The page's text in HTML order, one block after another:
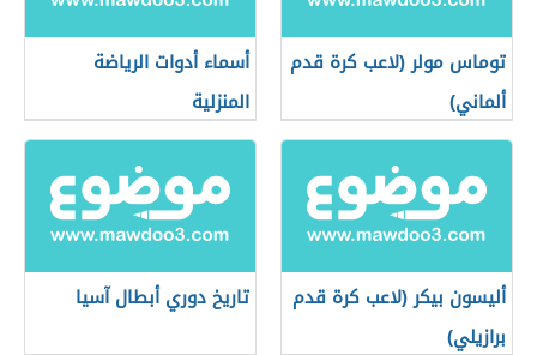
توماس مولر (لاعب كرة قدم
ألماني)
أسماء أدوات الرياضة
المنزلية
أليسون بيكر (لاعب كرة قدم
برازيلي)
تاريخ دوري أبطال آسيا